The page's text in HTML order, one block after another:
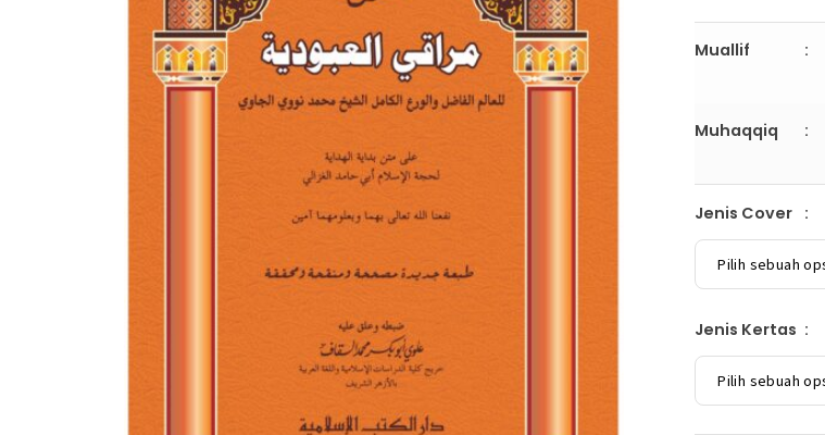
Muallif
Muhaqqiq
Jenis Cover
Jenis Kertas